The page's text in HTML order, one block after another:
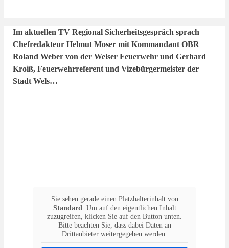
Im aktuellen TV Regional Sicherheitsgespräch sprach
Chefredakteur Helmut Moser mit Kommandant OBR
Roland Weber von der Welser Feuerwehr und Gerhard
Kroiß, Feuerwehrreferent und Vizebürgermeister der
Stadt Wels…
Sie sehen gerade einen Platzhalterinhalt von
Standard. Um auf den eigentlichen Inhalt
zuzugreifen, klicken Sie auf den Button unten.
Bitte beachten Sie, dass dabei Daten an
Drittanbieter weitergegeben werden.